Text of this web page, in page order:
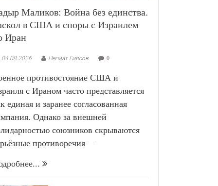
Маликов: Война без единства.
в США и споры с Израилем
Иран
04.08.2026 Негмат Гиясов 0
противостояние США и
с Ираном часто представляется
единая и заранее согласованная
Однако за внешней
союзников скрываются
противоречия —